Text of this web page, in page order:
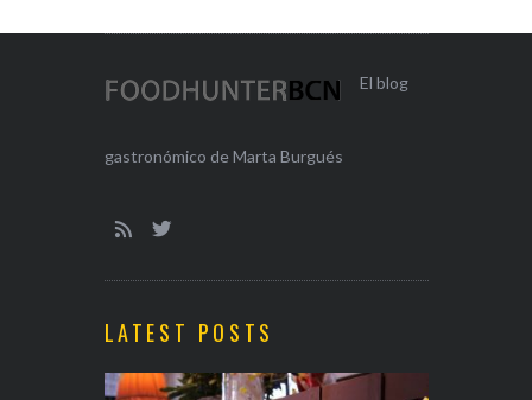
El blog
gastronómico de Marta Burgués
LATEST POSTS